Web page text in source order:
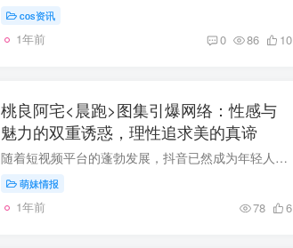
cos资讯
1年前 0 86 10
桃良阿宅<晨跑>图集引爆网络：性感与
魅力的双重诱惑，理性追求美的真谛
随着短视频平台的蓬勃发展，抖音已然成为年轻人挥洒才华、张扬个性的璀璨舞台。在这片充满活力的天地里，众多网红如星辰般闪耀，其中桃良阿宅便是那颗备受瞩目的明星。她不仅是WB上备受追捧的摄...
萌妹情报
1年前 78 6